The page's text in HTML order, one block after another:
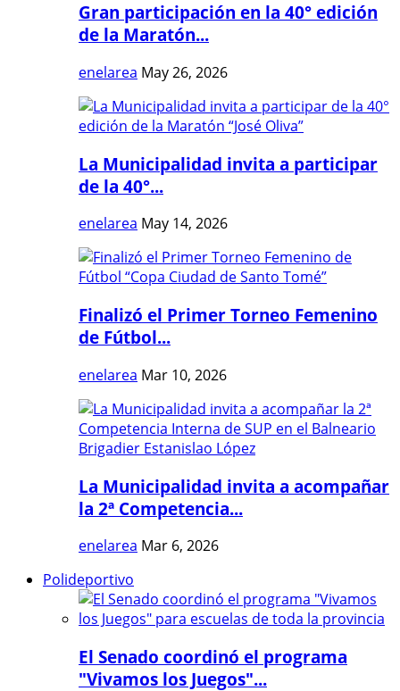
Gran participación en la 40° edición
de la Maratón...
enelarea May 26, 2026
La Municipalidad invita a participar
de la 40°...
enelarea May 14, 2026
Finalizó el Primer Torneo Femenino
de Fútbol...
enelarea Mar 10, 2026
La Municipalidad invita a acompañar
la 2ª Competencia...
enelarea Mar 6, 2026
Polideportivo
El Senado coordinó el programa
"Vivamos los Juegos"...